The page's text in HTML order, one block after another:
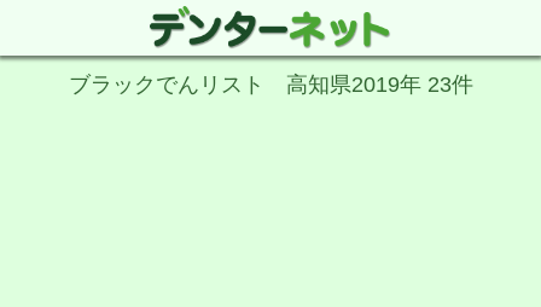
ブラックでんリスト 高知県2019年 23件